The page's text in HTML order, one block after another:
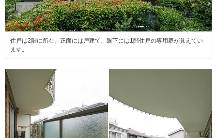
住戸は2階に所在。正面には戸建て、眼下には1階住戸の専用庭が見えてい
ます。